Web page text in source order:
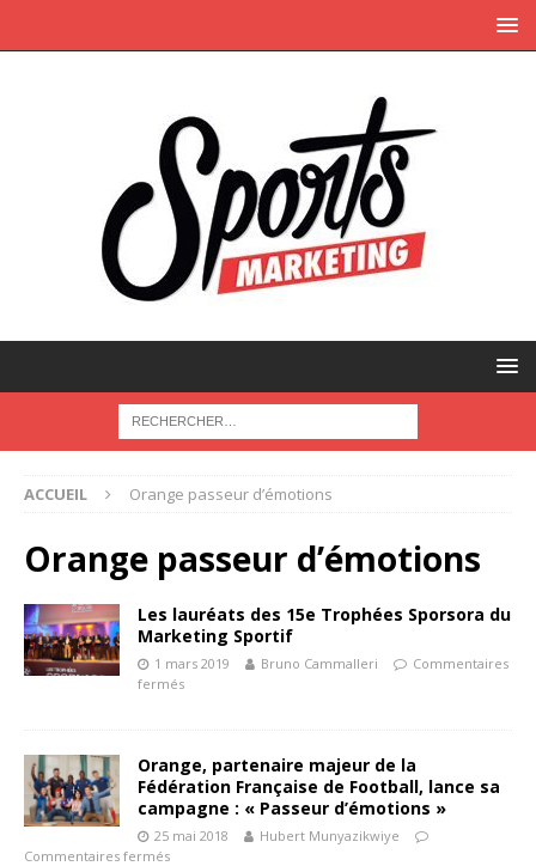
ACCUEIL Orange passeur d’émotions
Orange passeur d’émotions
Les lauréats des 15e Trophées Sporsora du
Marketing Sportif
1 mars 2019 Bruno Cammalleri
Commentaires
fermés
Orange, partenaire majeur de la
Fédération Française de Football, lance sa
campagne : « Passeur d’émotions »
25 mai 2018
Hubert Munyazikwiye
Commentaires fermés